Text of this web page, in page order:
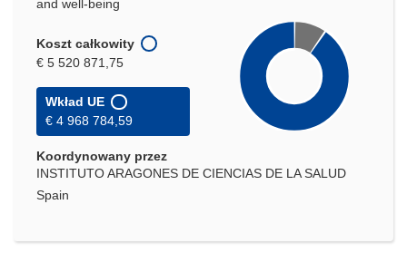
and well-being
Koszt całkowity
€ 5 520 871,75
Wkład UE
€ 4 968 784,59
Koordynowany przez
INSTITUTO ARAGONES DE CIENCIAS DE LA SALUD
Spain